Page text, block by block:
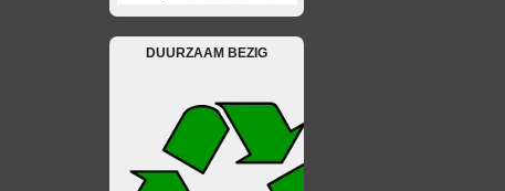
DUURZAAM BEZIG